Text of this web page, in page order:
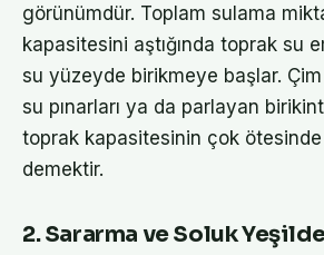
görünümdür. Toplam sulama
kapasitesini aştığında toprak su
su yüzeyde birikmeye başlar.
su pınarları ya da parlayan
toprak kapasitesinin çok ötesinde
demektir.
2. Sararma ve Soluk